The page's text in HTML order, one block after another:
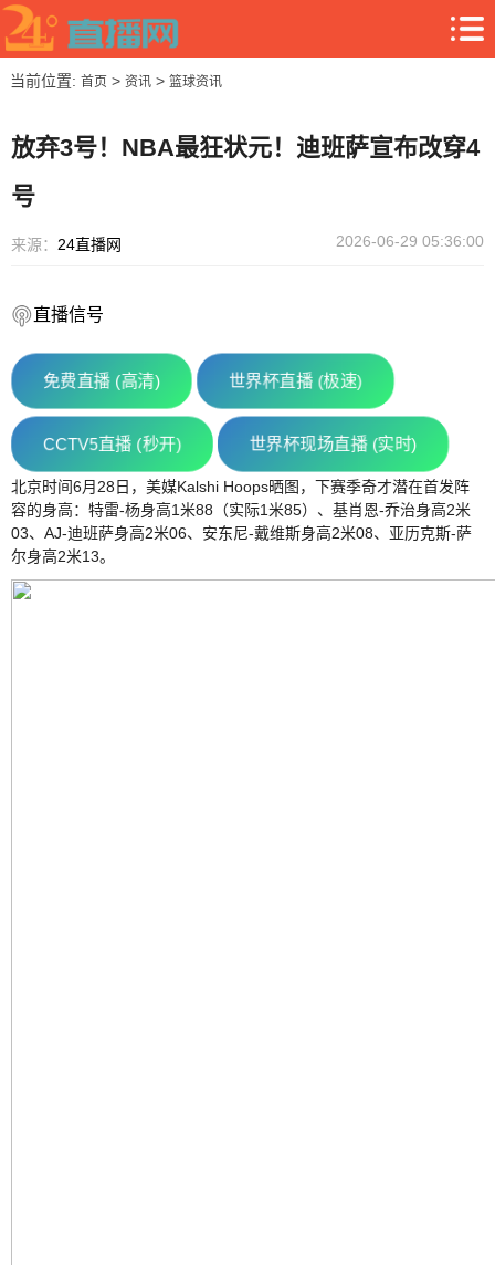
当前位置: 首页> 资讯> 篮球资讯
放弃3号！NBA最狂状元！迪班萨宣布改穿4
号
来源： 24直播网 2026-06-29 05:36:00
直播信号
免费直播 (高清) 世界杯直播 (极速)
CCTV5直播 (秒开) 世界杯现场直播 (实时)
北京时间6月28日，美媒Kalshi Hoops晒图，下赛季奇才潜在首发阵
容的身高：特雷-杨身高1米88（实际1米85）、基肖恩-乔治身高2米
03、AJ-迪班萨身高2米06、安东尼-戴维斯身高2米08、亚历克斯-萨
尔身高2米13。